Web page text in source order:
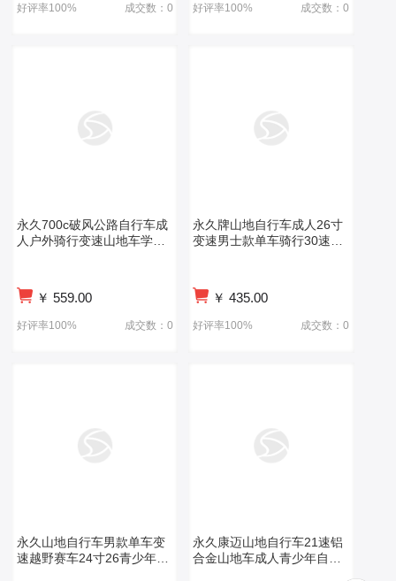
好评率100% 成交数：0 好评率100% 成交数：0
永久700c破风公路自行车成
人户外骑行变速山地车学生
￥ 559.00
好评率100% 成交数：0
永久牌山地自行车成人26寸
变速男士款单车骑行30速高
￥435.00
好评率100% 成交数：0
永久山地自行车男款单车变
速越野赛车24寸26青少年初
永久康迈山地自行车21速铝
合金山地车成人青少年自行